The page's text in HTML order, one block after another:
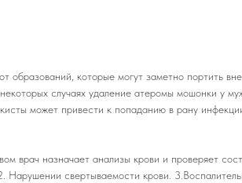
которые могут заметно портить
случаях удаление атеромы мошонки у
может привести к попаданию в рану
врач назначает анализы крови и проверяет
свертываемости крови.